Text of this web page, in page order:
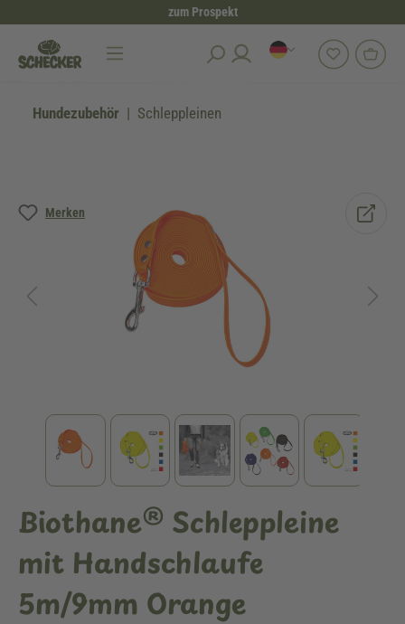
zum Prospekt
Hundezubehör Schleppleinen
Merken
Bildergalerie überspringen
Biothane® Schleppleine
mit Handschlaufe
5m/9mm Orange